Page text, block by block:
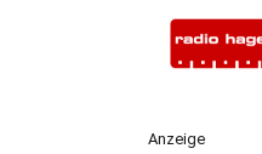
Anzeige